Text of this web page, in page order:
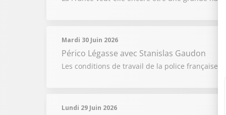
Mardi 30 Juin 2026
Périco Légasse avec Stanislas Gaudon
Les conditions de travail de la police française
Lundi 29 Juin 2026